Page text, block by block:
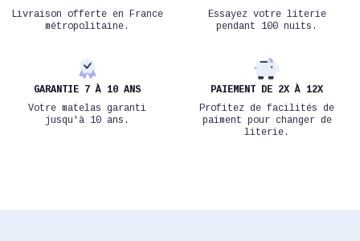
Livraison offerte en France
métropolitaine.
Essayez votre literie
pendant 100 nuits.
GARANTIE 7 À 10 ANS
Votre matelas garanti
jusqu'à 10 ans.
PAIEMENT DE 2X À 12X
Profitez de facilités de
paiment pour changer de
literie.